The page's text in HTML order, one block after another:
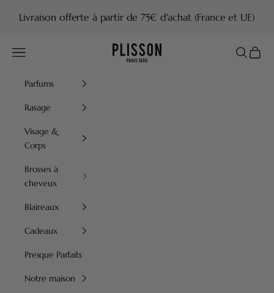
Livraison offerte à partir de 75€ d'achat (France et UE)
Plisson 1808
Menu Recherche
Panier
Parfums
Rasage
Visage &
Corps
Brosses à
cheveux
Blaireaux
Cadeaux
Presque Parfaits
Notre maison